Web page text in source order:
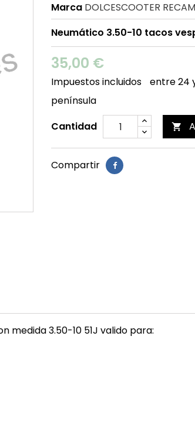
Marca DOLCESCOOTER
Neumático 3.50-10 tacos
35,00 €
Impuestos incluidos
entre 24
península
Cantidad

Compartir
medida 3.50-10 51J valido para: